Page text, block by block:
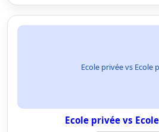
Ecole privée vs Ecole
Ecole privée vs